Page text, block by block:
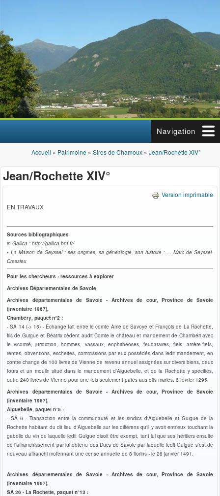
Navigation
Vous êtes ici
Accueil » Patrimoine » Sires de Chamoux » Jean/Rochette XIV°
Jean/Rochette XIV°
Version imprimable
EN TRAVAUX
Sources bibliographiques
in Gallica : http://gallica.bnf.fr/
• La Maison de Seyssel : ses origines, sa généalogie, son histoire : ... Marc de Seyssel-
Cressieu
Pour les chercheurs : ressources à explorer
Archives Départementales de Savoie
Archives départementales de Savoie - Archives de cour, Province de Savoie
(inventaire 1967),
Chambéry, paquet n°2 :
- SA 14 (-> 15) - Échange fait entre le comte Amé de Savoye et François de La Rochette,
fils de Guigue et Béatrix cèdent audit Comte le château et mandement de Chambéri avec
le vicomté, juridiction, hommes, vassaux, enphithéoses, feudataires, fiels, arrière-fiefs,
rentes, obventions, escheites, commissions par eux possédés dans ledit mandement, en
contre change de 100 livres de Vienne de revenu annuel assignées sur divers biens, deux
fours et un moulin situé dans le mandement d'Aiguebelle, et de la Rochette y spécifiés,
outre 240 livres de Vienne pour une fois seulement païés aus dits mariés. 6 février 1295.
Archives départementales de Savoie - Archives de cour, Province de Savoie
(inventaire 1967),
Aiguebelle, paquet n°5 :
- SA 6 - Transaction entre la communauté et les sindics d'Aiguebelle et Guigue de la
Rochette habitant du dit lieu d'Aiguebelle sur les différens qu'il y avoit entr'eux touchant la
gabelle du vin de laquelle ledit Guigue disoit être exempt, tant lui que ses héritiers ensuite
de l'affranchissement par lui obtenu des Ducs de Savoie par laquelle ledit Guigue s'est de
nouveau affranchi moïennant une cense annuelle de 8 florins - le 26 janvier 1491.
Archives départementales de Savoie - Archives de cour, Province de Savoie
(inventaire 1967),
SA 26 - La Rochette, paquet n°13 :